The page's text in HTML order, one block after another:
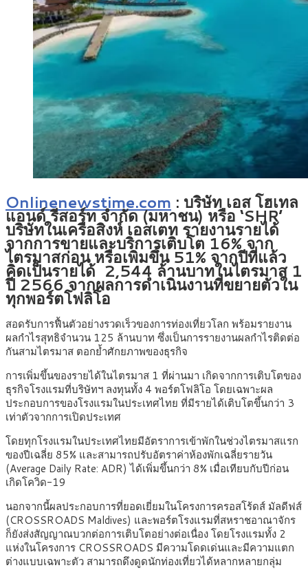
Onlinenewstime.com : บริษัท เอส โฮเทล
แอนด์ รีสอร์ท จำกัด (มหาชน) หรือ ‘SHR’
บริษัทในเครือสิงห์ เอสเตท รายงานรายได้
จากการขายและบริการเติบโต 16% จาก
ไตรมาสก่อน หรือเพิ่มขึ้น 51% จากปีที่แล้ว
คิดเป็นรายได้ 2,544 ล้านบาทในไตรมาส 1
ปี 2566 จากผลการดำเนินงานที่ขยายตัวใน
ทุกพอร์ตโฟลิโอ
สอดรับการฟื้นตัวอย่างรวดเร็วของการท่องเที่ยวโลก พร้อมรายงาน
ผลกำไรสุทธิจำนวน 125 ล้านบาท ซึ่งเป็นการรายงานผลกำไรติดต่อ
กันสามไตรมาส ตอกย้ำศักยภาพของธุรกิจ
การเพิ่มขึ้นของรายได้ในไตรมาส 1 ที่ผ่านมา เกิดจากการเติบโตของ
ธุรกิจโรงแรมที่บริษัทฯ ลงทุนทั้ง 4 พอร์ตโฟลิโอ โดยเฉพาะผล
ประกอบการของโรงแรมในประเทศไทย ที่มีรายได้เติบโตขึ้นกว่า 3
เท่าตัวจากการเปิดประเทศ
โดยทุกโรงแรมในประเทศไทยมีอัตราการเข้าพักในช่วงไตรมาสแรก
ของปีเฉลี่ย 85% และสามารถปรับอัตราค่าห้องพักเฉลี่ยรายวัน
(Average Daily Rate: ADR) ได้เพิ่มขึ้นกว่า 8% เมื่อเทียบกับปีก่อน
เกิดโควิด-19
นอกจากนี้ผลประกอบการที่ยอดเยี่ยมในโครงการครอสโร้ดส์ มัลดีฟส์
(CROSSROADS Maldives) และพอร์ตโรงแรมที่สหราชอาณาจักร
ก็ยังส่งสัญญาณบวกต่อการเติบโตอย่างต่อเนื่อง โดยโรงแรมทั้ง 2
แห่งในโครงการ CROSSROADS มีความโดดเด่นและมีความแตก
ต่างแบบเฉพาะตัว สามารถดึงดูดนักท่องเที่ยวได้หลากหลายกลุ่ม